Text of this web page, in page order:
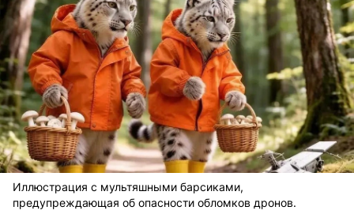
Иллюстрация с мультяшными барсиками,
предупреждающая об опасности обломков дронов.